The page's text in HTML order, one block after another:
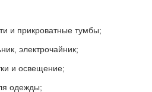
и прикроватные тумбы;
электрочайник;
и освещение;
одежды;